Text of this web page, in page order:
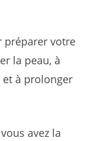
préparer votre
la peau, à
et à prolonger
avez la